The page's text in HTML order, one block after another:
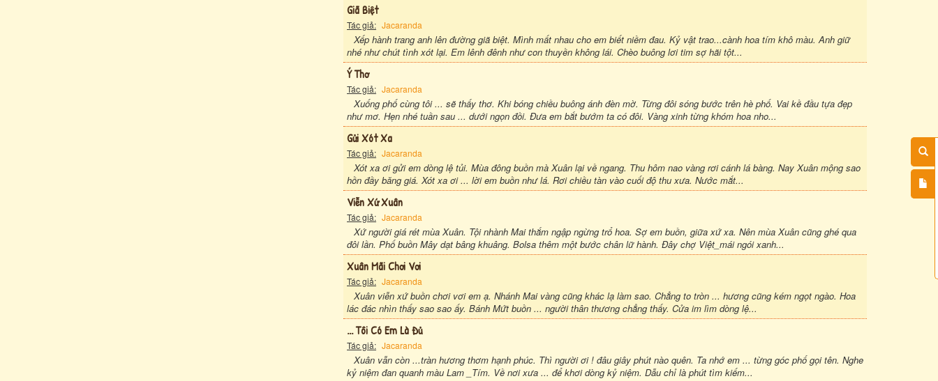
Giã Biệt
Tác giả: Jacaranda
Xếp hành trang anh lên đường giã biệt. Mình mất nhau cho em biết niềm đau. Kỷ vật trao...cành hoa tím khô màu. Anh giữ
nhé như chút tình xót lại. Em lênh đênh như con thuyền không lái. Chèo buông lơi tim sợ hãi tột...
Ý Thơ
Tác giả: Jacaranda
Xuống phố cùng tôi ... sẽ thấy thơ. Khi bóng chiều buông ánh đèn mờ. Từng đôi sóng bước trên hè phố. Vai kề đầu tựa đẹp
như mơ. Hẹn nhé tuần sau ... dưới ngọn đồi. Đưa em bắt bướm ta có đôi. Vàng xinh từng khóm hoa nho...
Gửi Xót Xa
Tác giả: Jacaranda
Xót xa ơi gửi em dòng lệ tủi. Mùa đông buồn mà Xuân lại về ngang. Thu hôm nao vàng rơi cánh lá bàng. Nay Xuân mộng sao
hồn đầy băng giá. Xót xa ơi ... lời em buồn như lá. Rơi chiều tàn vào cuối độ thu xưa. Nước mắt...
Viễn Xứ Xuân
Tác giả: Jacaranda
Xứ người giá rét mùa Xuân. Tội nhành Mai thắm ngập ngừng trổ hoa. Sợ em buồn, giữa xứ xa. Nên mùa Xuân cũng ghé qua
đôi lần. Phố buồn Mây dạt bâng khuâng. Bolsa thêm một bước chân lữ hành. Đây chợ Việt_mái ngói xanh...
Xuân Mãi Chơi Vơi
Tác giả: Jacaranda
Xuân viễn xứ buồn chơi vơi em ạ. Nhánh Mai vàng cũng khác lạ làm sao. Chẳng to tròn ... hương cũng kém ngọt ngào. Hoa
lác đác nhìn thấy sao sao ấy. Bánh Mứt buồn ... người thân thương chẳng thấy. Cửa im lìm dòng lệ...
... Tôi Có Em Là Đủ
Tác giả: Jacaranda
Xuân vẫn còn ...tràn hương thơm hạnh phúc. Thì người ơi ! đâu giây phút nào quên. Ta nhớ em ... từng góc phố gọi tên. Nghe
kỷ niệm đan quanh màu Lam _Tím. Về nơi xưa ... để khơi dòng kỷ niệm. Dẫu chỉ là phút tìm kiếm...